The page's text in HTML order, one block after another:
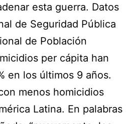
esta guerra. Datos
de Seguridad Pública
de Población
per cápita han
en los últimos 9 años.
menos homicidios
Latina. En palabras